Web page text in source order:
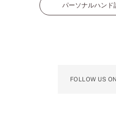
パーソナルハンド
FOLLOW US ON